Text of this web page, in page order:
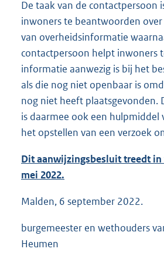
De taak van de contactpersoon
inwoners te beantwoorden
van overheidsinformatie
contactpersoon helpt inwoners
informatie aanwezig is bij het
als die nog niet openbaar is
nog niet heeft plaatsgevonden.
is daarmee ook een hulpmiddel
het opstellen van een verzoek
Dit aanwijzingsbesluit treedt in
mei 2022.
Malden, 6 september 2022.
burgemeester en wethouders
Heumen